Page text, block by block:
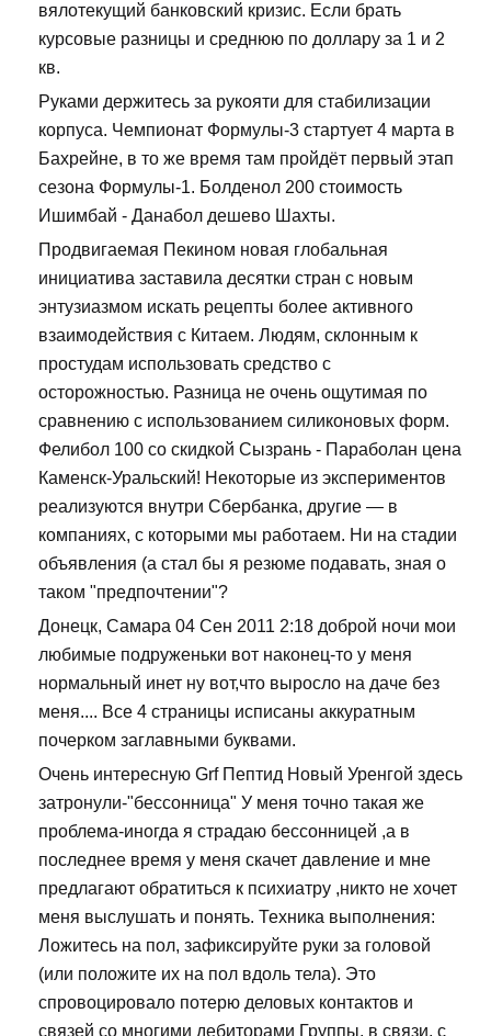
вялотекущий банковский кризис. Если брать
курсовые разницы и среднюю по доллару за 1 и 2
кв.
Руками держитесь за рукояти для стабилизации
корпуса. Чемпионат Формулы-3 стартует 4 марта в
Бахрейне, в то же время там пройдёт первый этап
сезона Формулы-1. Болденол 200 стоимость
Ишимбай - Данабол дешево Шахты.
Продвигаемая Пекином новая глобальная
инициатива заставила десятки стран с новым
энтузиазмом искать рецепты более активного
взаимодействия с Китаем. Людям, склонным к
простудам использовать средство с
осторожностью. Разница не очень ощутимая по
сравнению с использованием силиконовых форм.
Фелибол 100 со скидкой Сызрань - Параболан цена
Каменск-Уральский! Некоторые из экспериментов
реализуются внутри Сбербанка, другие — в
компаниях, с которыми мы работаем. Ни на стадии
объявления (а стал бы я резюме подавать, зная о
таком "предпочтении"?
Донецк, Самара 04 Сен 2011 2:18 доброй ночи мои
любимые подруженьки вот наконец-то у меня
нормальный инет ну вот,что выросло на даче без
меня.... Все 4 страницы исписаны аккуратным
почерком заглавными буквами.
Очень интересную Grf Пептид Новый Уренгой здесь
затронули-"бессонница" У меня точно такая же
проблема-иногда я страдаю бессонницей ,а в
последнее время у меня скачет давление и мне
предлагают обратиться к психиатру ,никто не хочет
меня выслушать и понять. Техника выполнения:
Ложитесь на пол, зафиксируйте руки за головой
(или положите их на пол вдоль тела). Это
спровоцировало потерю деловых контактов и
связей со многими дебиторами Группы, в связи, с